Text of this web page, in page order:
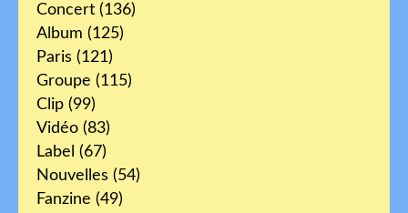
Concert (136)
Album (125)
Paris (121)
Groupe (115)
Clip (99)
Vidéo (83)
Label (67)
Nouvelles (54)
Fanzine (49)